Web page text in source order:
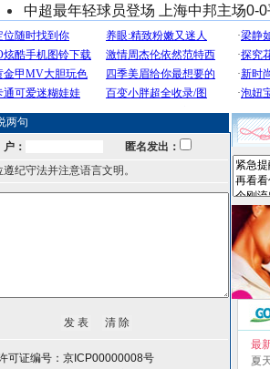
中超最年轻球员登场 上海中邦主场0-
两句
：
匿名发出：
纪守法并注意语言文明。
可证编号：京ICP00000008号
最
夏